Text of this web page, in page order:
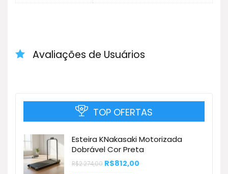
Avaliações de Usuários
TOP OFERTAS
Esteira KNakasaki Motorizada
Dobrável Cor Preta
R$2.274,00 O
R$812,00